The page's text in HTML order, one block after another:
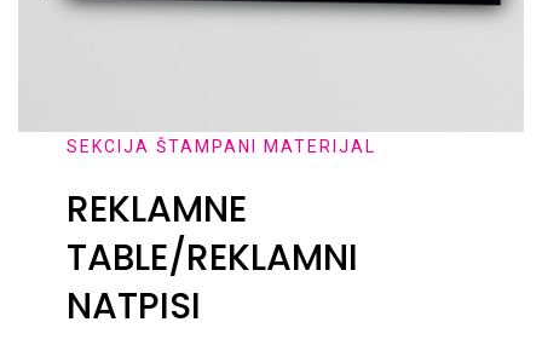
SEKCIJA ŠTAMPANI MATERIJAL
REKLAMNE
TABLE/REKLAMNI
NATPISI